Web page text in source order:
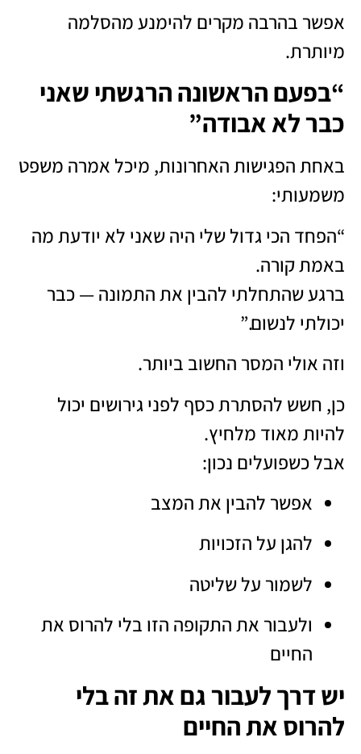
אפשר בהרבה מקרים להימנע מהסלמה
מיותרת.
“בפעם הראשונה הרגשתי שאני
כבר לא אבודה”
באחת הפגישות האחרונות, מיכל אמרה משפט
משמעותי:
“הפחד הכי גדול שלי היה שאני לא יודעת מה
באמת קורה.
ברגע שהתחלתי להבין את התמונה — כבר
יכולתי לנשום.”
וזה אולי המסר החשוב ביותר.
כן, חשש להסתרת כסף לפני גירושים יכול
להיות מאוד מלחיץ.
אבל כשפועלים נכון:
אפשר להבין את המצב
להגן על הזכויות
לשמור על שליטה
ולעבור את התקופה הזו בלי להרוס את
החיים
יש דרך לעבור גם את זה בלי
להרוס את החיים